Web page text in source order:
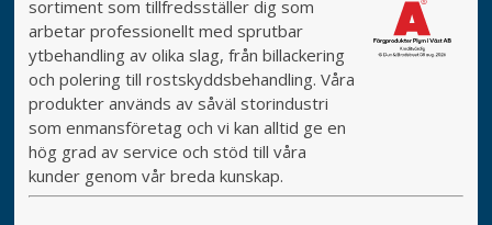
sortiment som tillfredsställer dig som
arbetar professionellt med sprutbar
ytbehandling av olika slag, från billackering
och polering till rostskyddsbehandling. Våra
produkter används av såväl storindustri
som enmansföretag och vi kan alltid ge en
hög grad av service och stöd till våra
kunder genom vår breda kunskap.